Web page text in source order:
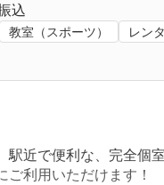
込
教室（スポーツ） レン
近で便利な、完全個
利用いただけます！